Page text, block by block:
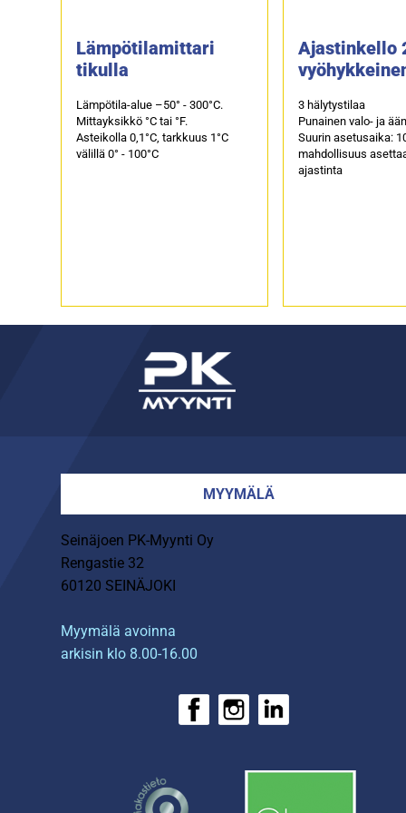
Lämpötilamittari
tikulla
Lämpötila-alue –50° - 300°C.
Mittayksikkö °C tai °F.
Asteikolla 0,1°C, tarkkuus 1°C
välillä 0° - 100°C
Ajastinkello
3 hälytystilaa
Punainen valo- ja
Suurin asetusaika:
mahdollisuus
ajastinta
MYYMÄLÄ
Seinäjoen PK-Myynti Oy
Rengastie 32
60120 SEINÄJOKI
Myymälä avoinna
arkisin klo 8.00-16.00